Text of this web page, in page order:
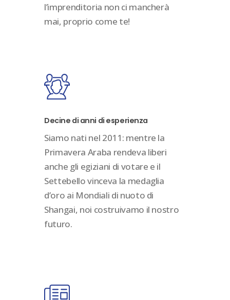
l’imprenditoria non ci mancherà
mai, proprio come te!
Decine di anni di esperienza
Siamo nati nel 2011: mentre la
Primavera Araba rendeva liberi
anche gli egiziani di votare e il
Settebello vinceva la medaglia
d’oro ai Mondiali di nuoto di
Shangai, noi costruivamo il nostro
futuro.